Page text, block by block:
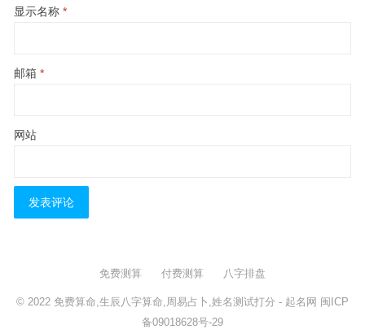
显示名称 *
邮箱 *
网站
免费测算 付费测算 八字排盘
© 2022 免费算命,生辰八字算命,周易占卜,姓名测试打分 - 起名网 闽ICP
备09018628号-29